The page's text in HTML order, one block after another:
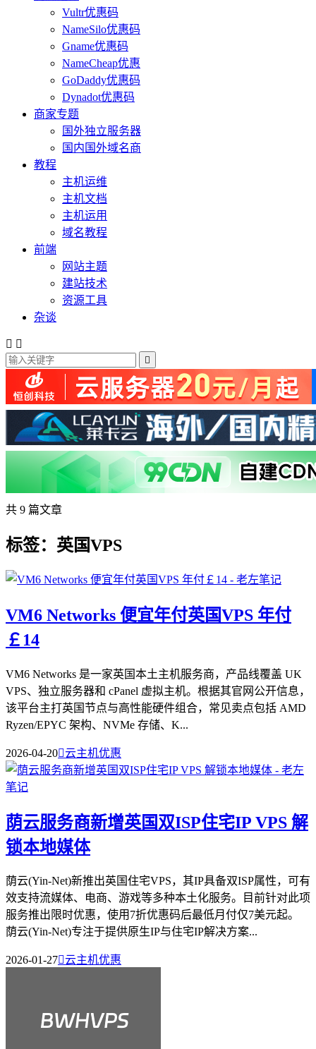
Vultr优惠码
NameSilo优惠码
Gname优惠码
NameCheap优惠
GoDaddy优惠码
Dynadot优惠码
商家专题
国外独立服务器
国内国外域名商
教程
主机运维
主机文档
主机运用
域名教程
前端
网站主题
建站技术
资源工具
杂谈
 

共 9 篇文章
标签：英国VPS
VM6 Networks 便宜年付英国VPS 年付
￡14
VM6 Networks 是一家英国本土主机服务商，产品线覆盖 UK
VPS、独立服务器和 cPanel 虚拟主机。根据其官网公开信息，
该平台主打英国节点与高性能硬件组合，常见卖点包括 AMD
Ryzen/EPYC 架构、NVMe 存储、K...
2026-04-20云主机优惠
荫云服务商新增英国双ISP住宅IP VPS 解
锁本地媒体
荫云(Yin-Net)新推出英国住宅VPS，其IP具备双ISP属性，可有
效支持流媒体、电商、游戏等多种本土化服务。目前针对此项
服务推出限时优惠，使用7折优惠码后最低月付仅7美元起。
荫云(Yin-Net)专注于提供原生IP与住宅IP解决方案...
2026-01-27云主机优惠